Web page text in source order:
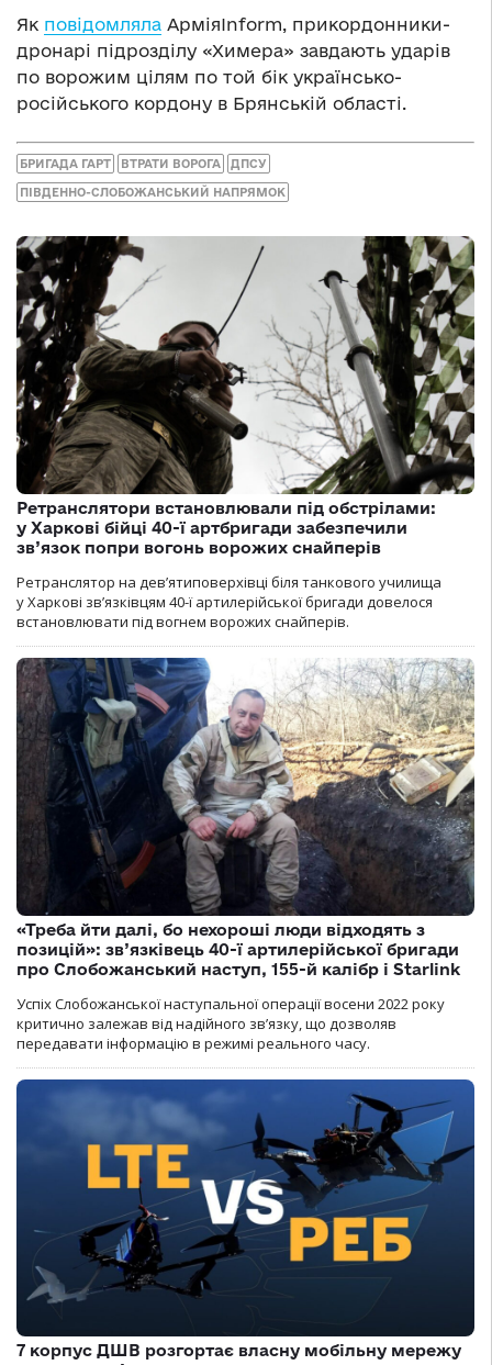
Як повідомляла АрміяInform, прикордонники-
дронарі підрозділу «Химера» завдають ударів
по ворожим цілям по той бік українсько-
російського кордону в Брянській області.
БРИГАДА ГАРТ ВТРАТИ ВОРОГА ДПСУ
ПІВДЕННО-СЛОБОЖАНСЬКИЙ НАПРЯМОК
Ретранслятори встановлювали під обстрілами:
у Харкові бійці 40-ї артбригади забезпечили
зв’язок попри вогонь ворожих снайперів
Ретранслятор на дев’ятиповерхівці біля танкового училища
у Харкові зв’язківцям 40-ї артилерійської бригади довелося
встановлювати під вогнем ворожих снайперів.
«Треба йти далі, бо нехороші люди відходять з
позицій»: зв’язківець 40-ї артилерійської бригади
про Слобожанський наступ, 155-й калібр і Starlink
Успіх Слобожанської наступальної операції восени 2022 року
критично залежав від надійного зв’язку, що дозволяв
передавати інформацію в режимі реального часу.
7 корпус ДШВ розгортає власну мобільну мережу